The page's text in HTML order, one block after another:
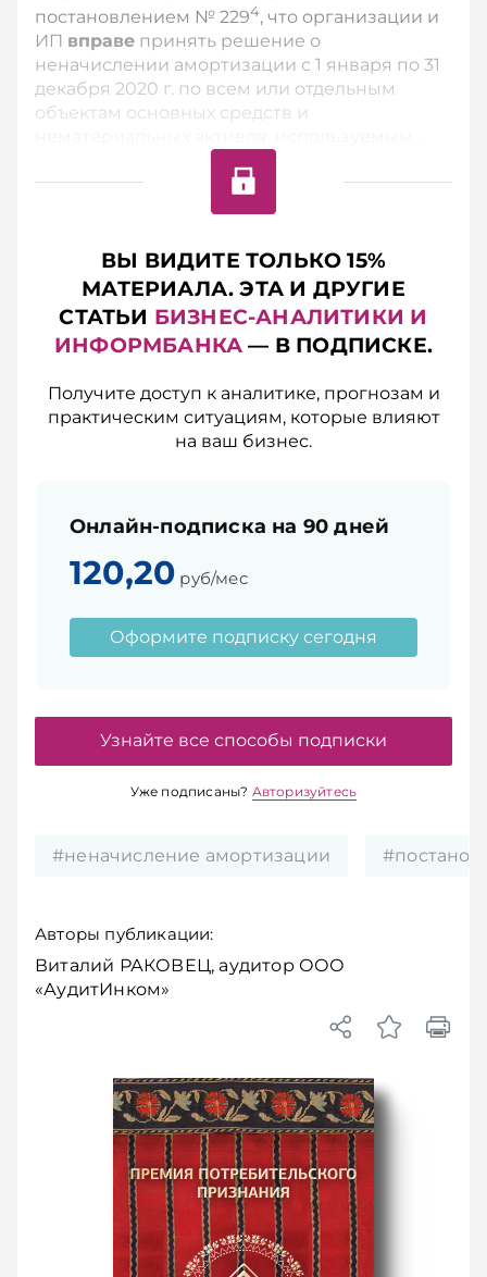
постановлением № 2294, что организации и
ИП вправе принять решение о
неначислении амортизации с 1 января по 31
декабря 2020 г. по всем или отдельным
объектам основных средств и
ВЫ ВИДИТЕ ТОЛЬКО 15%
МАТЕРИАЛА. ЭТА И ДРУГИЕ
СТАТЬИ БИЗНЕС-АНАЛИТИКИ И
ИНФОРМБАНКА — В ПОДПИСКЕ.
Получите доступ к аналитике, прогнозам и
практическим ситуациям, которые влияют
на ваш бизнес.
Онлайн-подписка на 90 дней
120,20 руб/мес
Оформите подписку сегодня
Узнайте все способы подписки
Уже подписаны? Авторизуйтесь
#неначисление амортизации
Авторы публикации:
Виталий РАКОВЕЦ, аудитор ООО
«АудитИнком»